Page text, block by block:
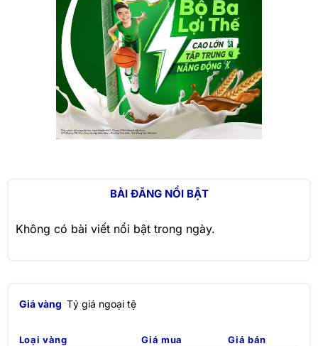
BÀI ĐĂNG NỔI BẬT
Không có bài viết nổi bật trong ngày.
Giá vàng Tỷ giá ngoại tệ
Loại vàng Giá mua
Giá bán